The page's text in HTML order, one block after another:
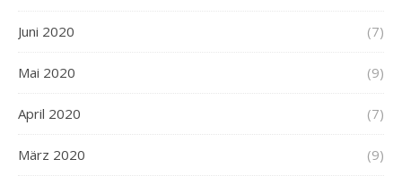
Juni 2020 (7)
Mai 2020 (9)
April 2020 (7)
März 2020 (9)